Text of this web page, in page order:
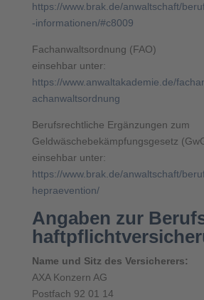
https://www.brak.de/anwaltschaft/
-informationen/#c8009
Fachanwaltsordnung (FAO)
einsehbar unter:
https://www.anwaltakademie.de/
achanwaltsordnung
Berufsrechtliche Ergänzungen zum
Geldwäschebekämpfungsgesetz
einsehbar unter:
https://www.brak.de/anwaltschaft/
hepraevention/
Angaben zur
Name und Sitz des Versicherers:
AXA Konzern AG
Postfach 92 01 14